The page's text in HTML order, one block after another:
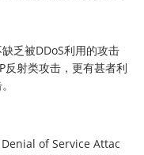
乏被DDoS利用的攻击
反射类攻击，更有甚者利
of Service Attac